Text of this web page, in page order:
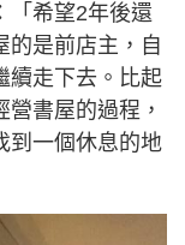
「希望2年後還
的是前店主，自
續走下去。比起
書屋的過程，
到一個休息的地